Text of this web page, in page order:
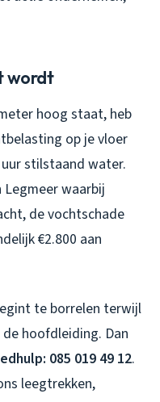
wordt
hoog staat, heb
op je vloer
stilstaand water.
Legmeer waarbij
de vochtschade
€2.800 aan
te borrelen terwijl
hoofdleiding. Dan
085 019 49 12.
leegtrekken,